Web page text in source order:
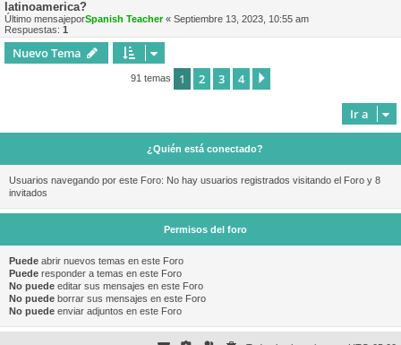
latinoamerica?
Último mensajeporSpanish Teacher« Septiembre 13, 2023, 10:55 am
Respuestas: 1
Nuevo Tema
91 temas 1 2 3 4
Ir a
¿Quién está conectado?
Usuarios navegando por este Foro: No hay usuarios registrados visitando el Foro y 8
invitados
Permisos del foro
Puede abrir nuevos temas en este Foro
Puede responder a temas en este Foro
No puede editar sus mensajes en este Foro
No puede borrar sus mensajes en este Foro
No puede enviar adjuntos en este Foro